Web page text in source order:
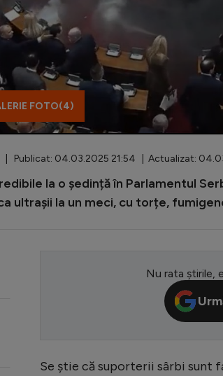
FOTO(4)
| Publicat: 04.03.2025 21:54 | Actualizat:
la o ședință în Parlamentul
ultrașii la un meci, cu torțe,
Nu rata știrile,
Se știe că suporterii sârbi sunt